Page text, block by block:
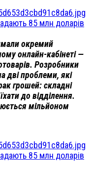
85 млн доларів
окремий
онлайн-кабінеті —
Розробники
дві проблеми, які
грошей: складні
до відділення.
мільйоном
85 млн доларів